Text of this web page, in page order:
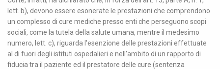
lett. b), devono essere esonerate le prestazioni che comprendono
un complesso di cure mediche presso enti che perseguono scopi
sociali, come la tutela della salute umana, mentre il medesimo
numero, lett. c), riguarda l'esenzione delle prestazioni effettuate
al di fuori degli istituti ospedalieri e nell'ambito di un rapporto di
fiducia tra il paziente ed il prestatore delle cure (sentenza